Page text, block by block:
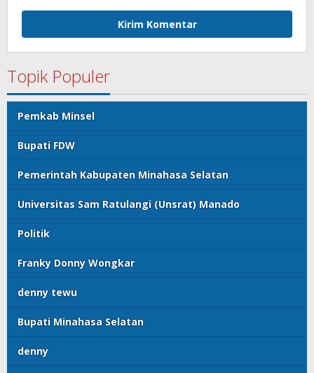
Topik Populer
Pemkab Minsel
Bupati FDW
Pemerintah Kabupaten Minahasa Selatan
Universitas Sam Ratulangi (Unsrat) Manado
Politik
Franky Donny Wongkar
denny tewu
Bupati Minahasa Selatan
denny